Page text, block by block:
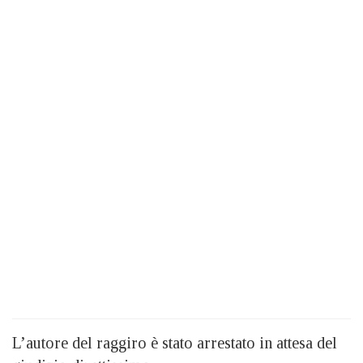
L’autore del raggiro è stato arrestato in attesa del